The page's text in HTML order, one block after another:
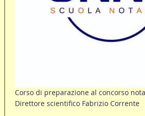
Corso di preparazione al concorso
Direttore scientifico Fabrizio Corrente